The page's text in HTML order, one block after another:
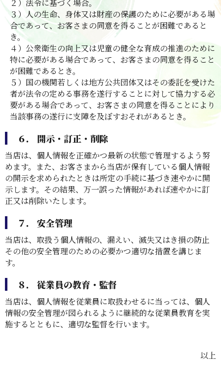
２）法令に基づく場合。
３）人の生命、身体又は財産の保護のために必要がある場
合であって、お客さまの同意を得ることが困難であると
き。
４）公衆衛生の向上又は児童の健全な育成の推進のために
特に必要がある場合であって、お客さまの同意を得ること
が困難であるとき。
５）国の機関若しくは地方公共団体又はその委託を受けた
者が法令の定める事務を遂行することに対して協力する必
要がある場合であって、お客さまの同意を得ることにより
当該事務の遂行に支障を及ぼすおそれがあるとき。
６． 開示・訂正・削除
当店は、個人情報を正確かつ最新の状態で管理するよう努
めます。また、お客さまから当店が保有している個人情報
の開示を求められたときは所定の手続に基づき速やかに開
示します。その結果、万一誤った情報があれば速やかに訂
正又は削除いたします。
７． 安全管理
当店は、取扱う個人情報の、漏えい、滅失又はき損の防止
その他の安全管理のための必要かつ適切な措置を講じま
す。
８． 従業員の教育・監督
当店は、個人情報を従業員に取扱わせるに当っては、個人
情報の安全管理が図られるように継続的な従業員教育を実
施するとともに、適切な監督を行います。
以上